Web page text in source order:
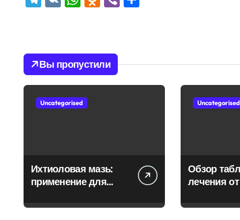
Вы пропустили
Uncategorised
Ихтиоловая мазь:
применение для
Uncategorised
Обзор
лечения